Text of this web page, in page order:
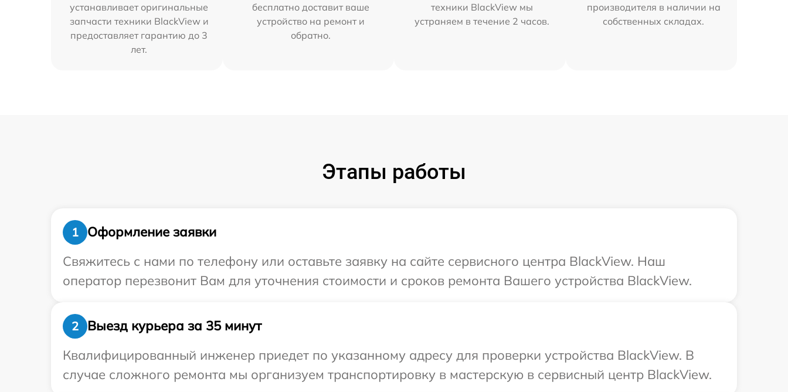
устанавливает оригинальные
запчасти техники BlackView и
предоставляет гарантию до 3
лет.
бесплатно доставит ваше
устройство на ремонт и
обратно.
техники BlackView мы
устраняем в течение 2 часов.
производителя в наличии на
собственных складах.
Этапы работы
1
Оформление заявки
Свяжитесь с нами по телефону или оставьте заявку на сайте сервисного центра BlackView. Наш
оператор перезвонит Вам для уточнения стоимости и сроков ремонта Вашего устройства BlackView.
2
Выезд курьера за 35 минут
Квалифицированный инженер приедет по указанному адресу для проверки устройства BlackView. В
случае сложного ремонта мы организуем транспортировку в мастерскую в сервисный центр BlackView.